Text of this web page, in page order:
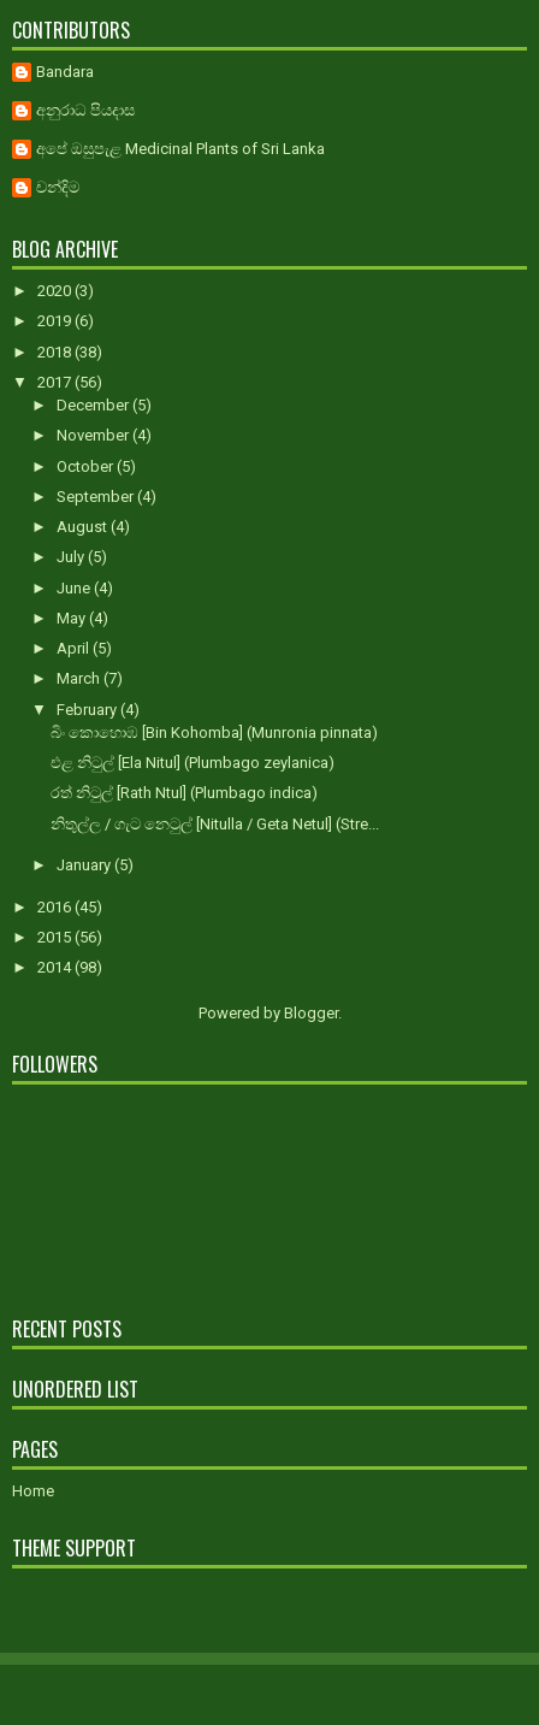
CONTRIBUTORS
Bandara
අනුරාධ පියදාස
අපේ ඔසුපැළ Medicinal Plants of Sri Lanka
චන්දිම
BLOG ARCHIVE
► 2020 (3)
► 2019 (6)
► 2018 (38)
▼ 2017 (56)
► December(5)
► November(4)
► October(5)
► September(4)
► August (4)
► July (5)
► June (4)
► May (4)
► April (5)
► March (7)
▼ February (4)
බිං කොහොඹ [Bin Kohomba] (Munronia pinnata)
එළ නිටුල් [Ela Nitul] (Plumbago zeylanica)
රත් නිටුල් [Rath Ntul] (Plumbago indica)
නිතුල්ල / ගැට නෙටුල් [Nitulla / Geta Netul] (Stre...
► January (5)
► 2016 (45)
► 2015 (56)
► 2014(98)
Powered by Blogger.
FOLLOWERS
RECENT POSTS
UNORDERED LIST
PAGES
Home
THEME SUPPORT